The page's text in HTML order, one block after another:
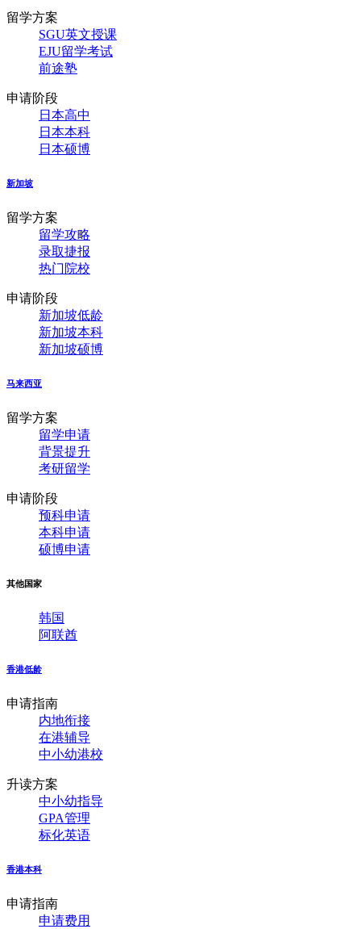
留学方案
SGU英文授课
EJU留学考试
前途塾
申请阶段
日本高中
日本本科
日本硕博
新加坡
留学方案
留学攻略
录取捷报
热门院校
申请阶段
新加坡低龄
新加坡本科
新加坡硕博
马来西亚
留学方案
留学申请
背景提升
考研留学
申请阶段
预科申请
本科申请
硕博申请
其他国家
韩国
阿联酋
香港低龄
申请指南
内地衔接
在港辅导
中小幼港校
升读方案
中小幼指导
GPA管理
标化英语
香港本科
申请指南
申请费用